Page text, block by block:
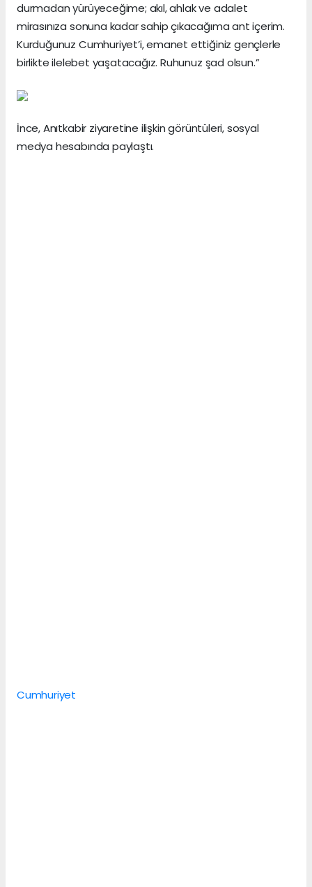
durmadan yürüyeceğime; akıl, ahlak ve adalet
mirasınıza sonuna kadar sahip çıkacağıma ant içerim.
Kurduğunuz Cumhuriyet’i, emanet ettiğiniz gençlerle
birlikte ilelebet yaşatacağız. Ruhunuz şad olsun.”
İnce, Anıtkabir ziyaretine ilişkin görüntüleri, sosyal
medya hesabında paylaştı.
Cumhuriyet